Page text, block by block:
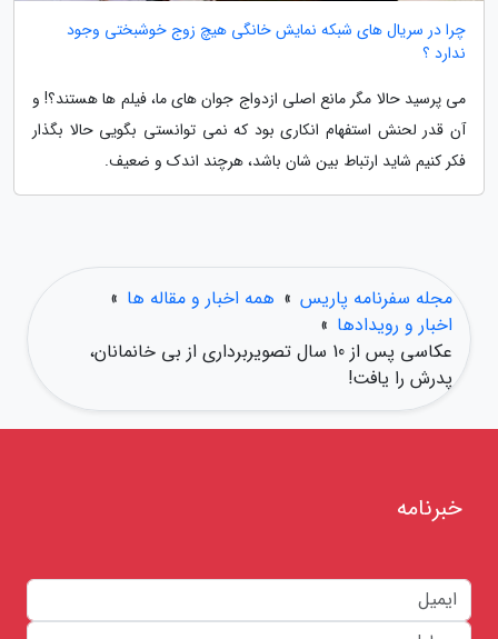
چرا در سریال های شبکه نمایش خانگی هیچ زوج خوشبختی وجود
ندارد ؟
می پرسید حالا مگر مانع اصلی ازدواج جوان های ما، فیلم ها هستند؟! و
آن قدر لحنش استفهام انکاری بود که نمی توانستی بگویی حالا بگذار
فکر کنیم شاید ارتباط بین شان باشد، هرچند اندک و ضعیف.
مجله سفرنامه پاریس » همه اخبار و مقاله ها »
اخبار و رویدادها »
عکاسی پس از 10 سال تصویربرداری از بی خانمانان،
پدرش را یافت!
خبرنامه